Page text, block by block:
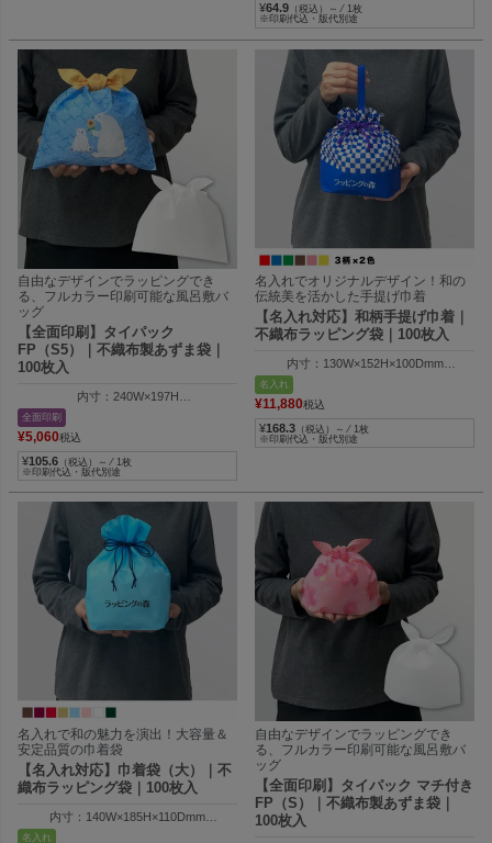
¥64.9 （税込）～ ⁄ 1枚
※印刷代込・版代別途
自由なデザインでラッピングでき
る、フルカラー印刷可能な風呂敷バ
ッグ
【全面印刷】タイパック
FP（S5）｜不織布製あずま袋｜
100枚入
内寸：240W×197H
納品時の全長：380Hmm
全面印刷
¥5,060税込
¥105.6 （税込）～ ⁄ 1枚
※印刷代込・版代別途
名入れでオリジナルデザイン！和の
伝統美を活かした手提げ巾着
【名入れ対応】和柄手提げ巾着｜
不織布ラッピング袋｜100枚入
内寸：130W×152H×100Dmm
外寸：130W×205H×100Dmm
名入れ
¥11,880税込
¥168.3 （税込）～ ⁄ 1枚
※印刷代込・版代別途
名入れで和の魅力を演出！大容量＆
安定品質の巾着袋
【名入れ対応】巾着袋（大）｜不
織布ラッピング袋｜100枚入
内寸：140W×185H×110Dmm
外寸：140W×255H×110Dmm
名入れ
自由なデザインでラッピングでき
る、フルカラー印刷可能な風呂敷バ
ッグ
【全面印刷】タイパック マチ付き
FP（S）｜不織布製あずま袋｜
100枚入